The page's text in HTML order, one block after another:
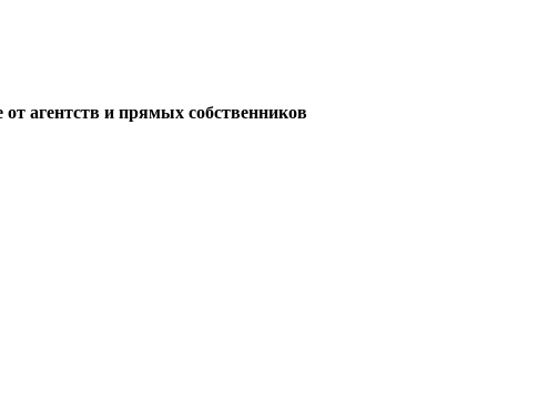
агентств и прямых собственников